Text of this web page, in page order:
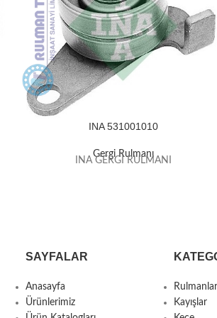
INA 531001010
Gergi Rulmanı
INA GERGİ RULMANI
SAYFALAR
Anasayfa
Ürünlerimiz
Rulmanlar
Kayışlar